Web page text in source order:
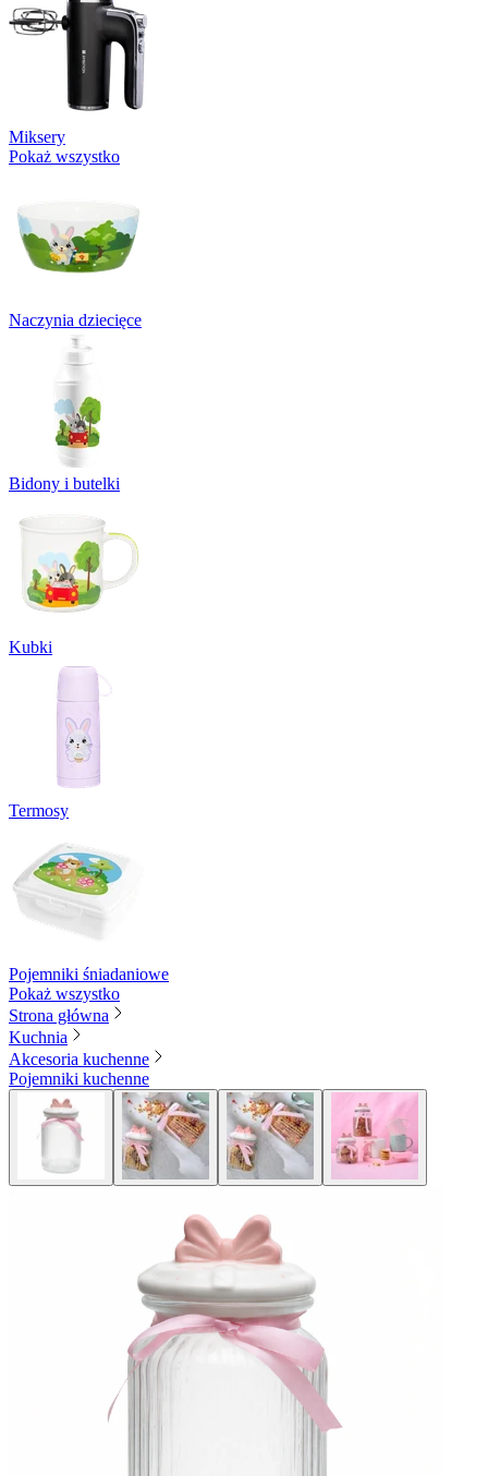
Miksery
Pokaż wszystko
Naczynia dziecięce
Bidony i butelki
Kubki
Termosy
Pojemniki śniadaniowe
Pokaż wszystko
Strona główna
Kuchnia
Akcesoria kuchenne
Pojemniki kuchenne